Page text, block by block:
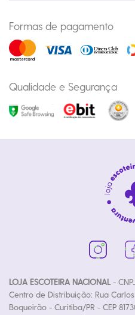
Formas de pagamento
Qualidade e Segurança
LOJA ESCOTEIRA NACIONAL-
Centro de Distribuição: Rua
Boqueirão - Curitiba/PR - CEP